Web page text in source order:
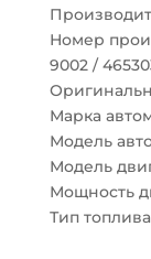
Номер
9002 /
Марка
Модель
Модель
Мощность
Тип